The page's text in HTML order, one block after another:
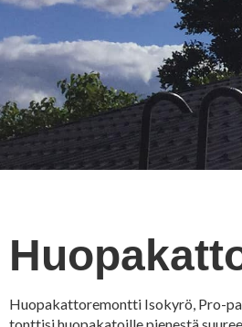
Huopakattoremontti Isokyrö, Pro-